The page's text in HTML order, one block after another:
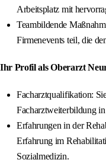
Arbeitsplatz mit
Teambildende
Firmenevents teil, die
Ihr Profil als Oberarzt
Facharztqualifikation:
Facharztweiterbildung
Erfahrungen in der
Erfahrung im
Sozialmedizin.